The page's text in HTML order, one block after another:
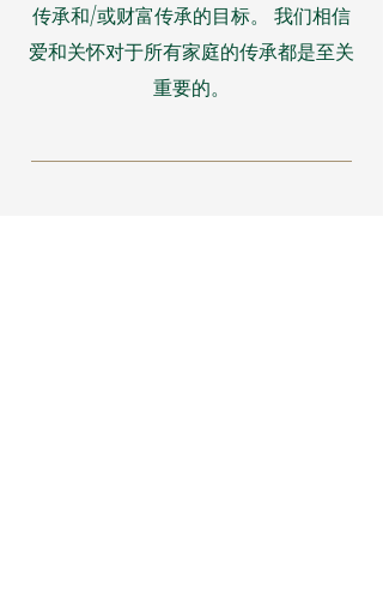
传承和/或财富传承的目标。 我们相信
爱和关怀对于所有家庭的传承都是至关
重要的。